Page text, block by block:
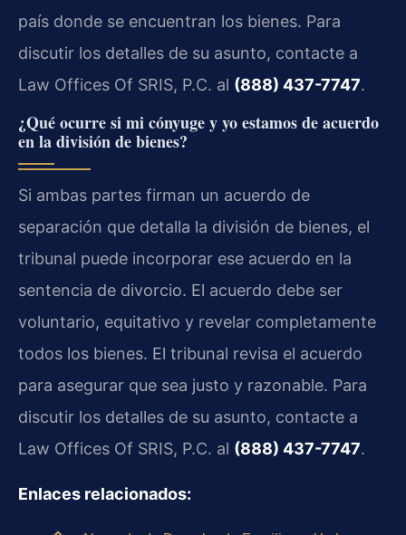
país donde se encuentran los bienes. Para
discutir los detalles de su asunto, contacte a
Law Offices Of SRIS, P.C. al (888) 437-7747.
¿Qué ocurre si mi cónyuge y yo estamos de acuerdo
en la división de bienes?
Si ambas partes firman un acuerdo de
separación que detalla la división de bienes, el
tribunal puede incorporar ese acuerdo en la
sentencia de divorcio. El acuerdo debe ser
voluntario, equitativo y revelar completamente
todos los bienes. El tribunal revisa el acuerdo
para asegurar que sea justo y razonable. Para
discutir los detalles de su asunto, contacte a
Law Offices Of SRIS, P.C. al (888) 437-7747.
Enlaces relacionados: